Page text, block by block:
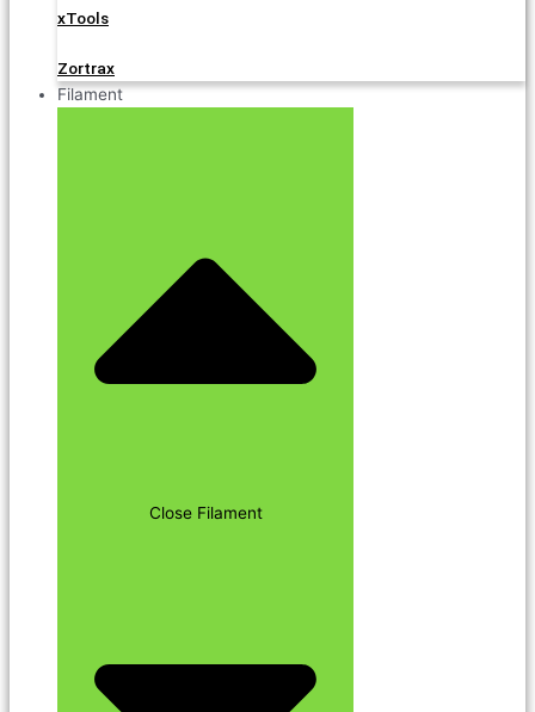
xTools
Zortrax
Filament
Close Filament